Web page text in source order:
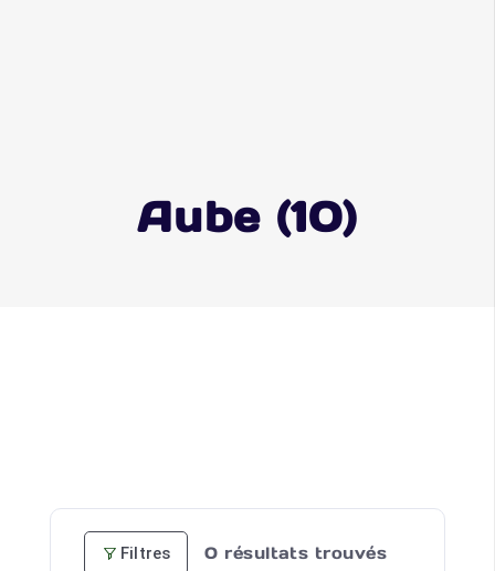
Aube (10)
Filtres 0 résultats trouvés